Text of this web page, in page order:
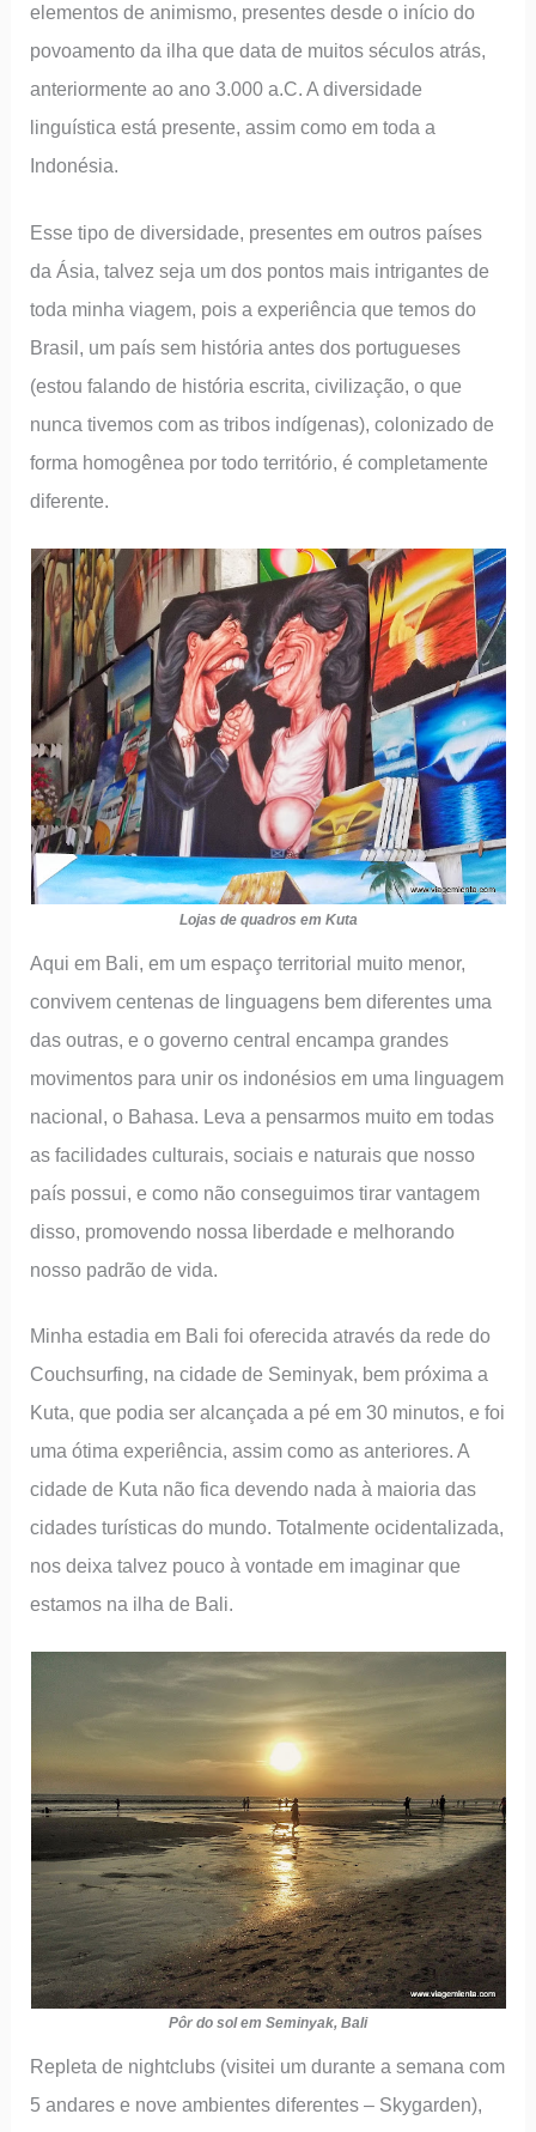
elementos de animismo, presentes desde o início do
povoamento da ilha que data de muitos séculos atrás,
anteriormente ao ano 3.000 a.C. A diversidade
linguística está presente, assim como em toda a
Indonésia.
Esse tipo de diversidade, presentes em outros países
da Ásia, talvez seja um dos pontos mais intrigantes de
toda minha viagem, pois a experiência que temos do
Brasil, um país sem história antes dos portugueses
(estou falando de história escrita, civilização, o que
nunca tivemos com as tribos indígenas), colonizado de
forma homogênea por todo território, é completamente
diferente.
Lojas de quadros em Kuta
Aqui em Bali, em um espaço territorial muito menor,
convivem centenas de linguagens bem diferentes uma
das outras, e o governo central encampa grandes
movimentos para unir os indonésios em uma linguagem
nacional, o Bahasa. Leva a pensarmos muito em todas
as facilidades culturais, sociais e naturais que nosso
país possui, e como não conseguimos tirar vantagem
disso, promovendo nossa liberdade e melhorando
nosso padrão de vida.
Minha estadia em Bali foi oferecida através da rede do
Couchsurfing, na cidade de Seminyak, bem próxima a
Kuta, que podia ser alcançada a pé em 30 minutos, e foi
uma ótima experiência, assim como as anteriores. A
cidade de Kuta não fica devendo nada à maioria das
cidades turísticas do mundo. Totalmente ocidentalizada,
nos deixa talvez pouco à vontade em imaginar que
estamos na ilha de Bali.
Pôr do sol em Seminyak, Bali
Repleta de nightclubs (visitei um durante a semana com
5 andares e nove ambientes diferentes – Skygarden),